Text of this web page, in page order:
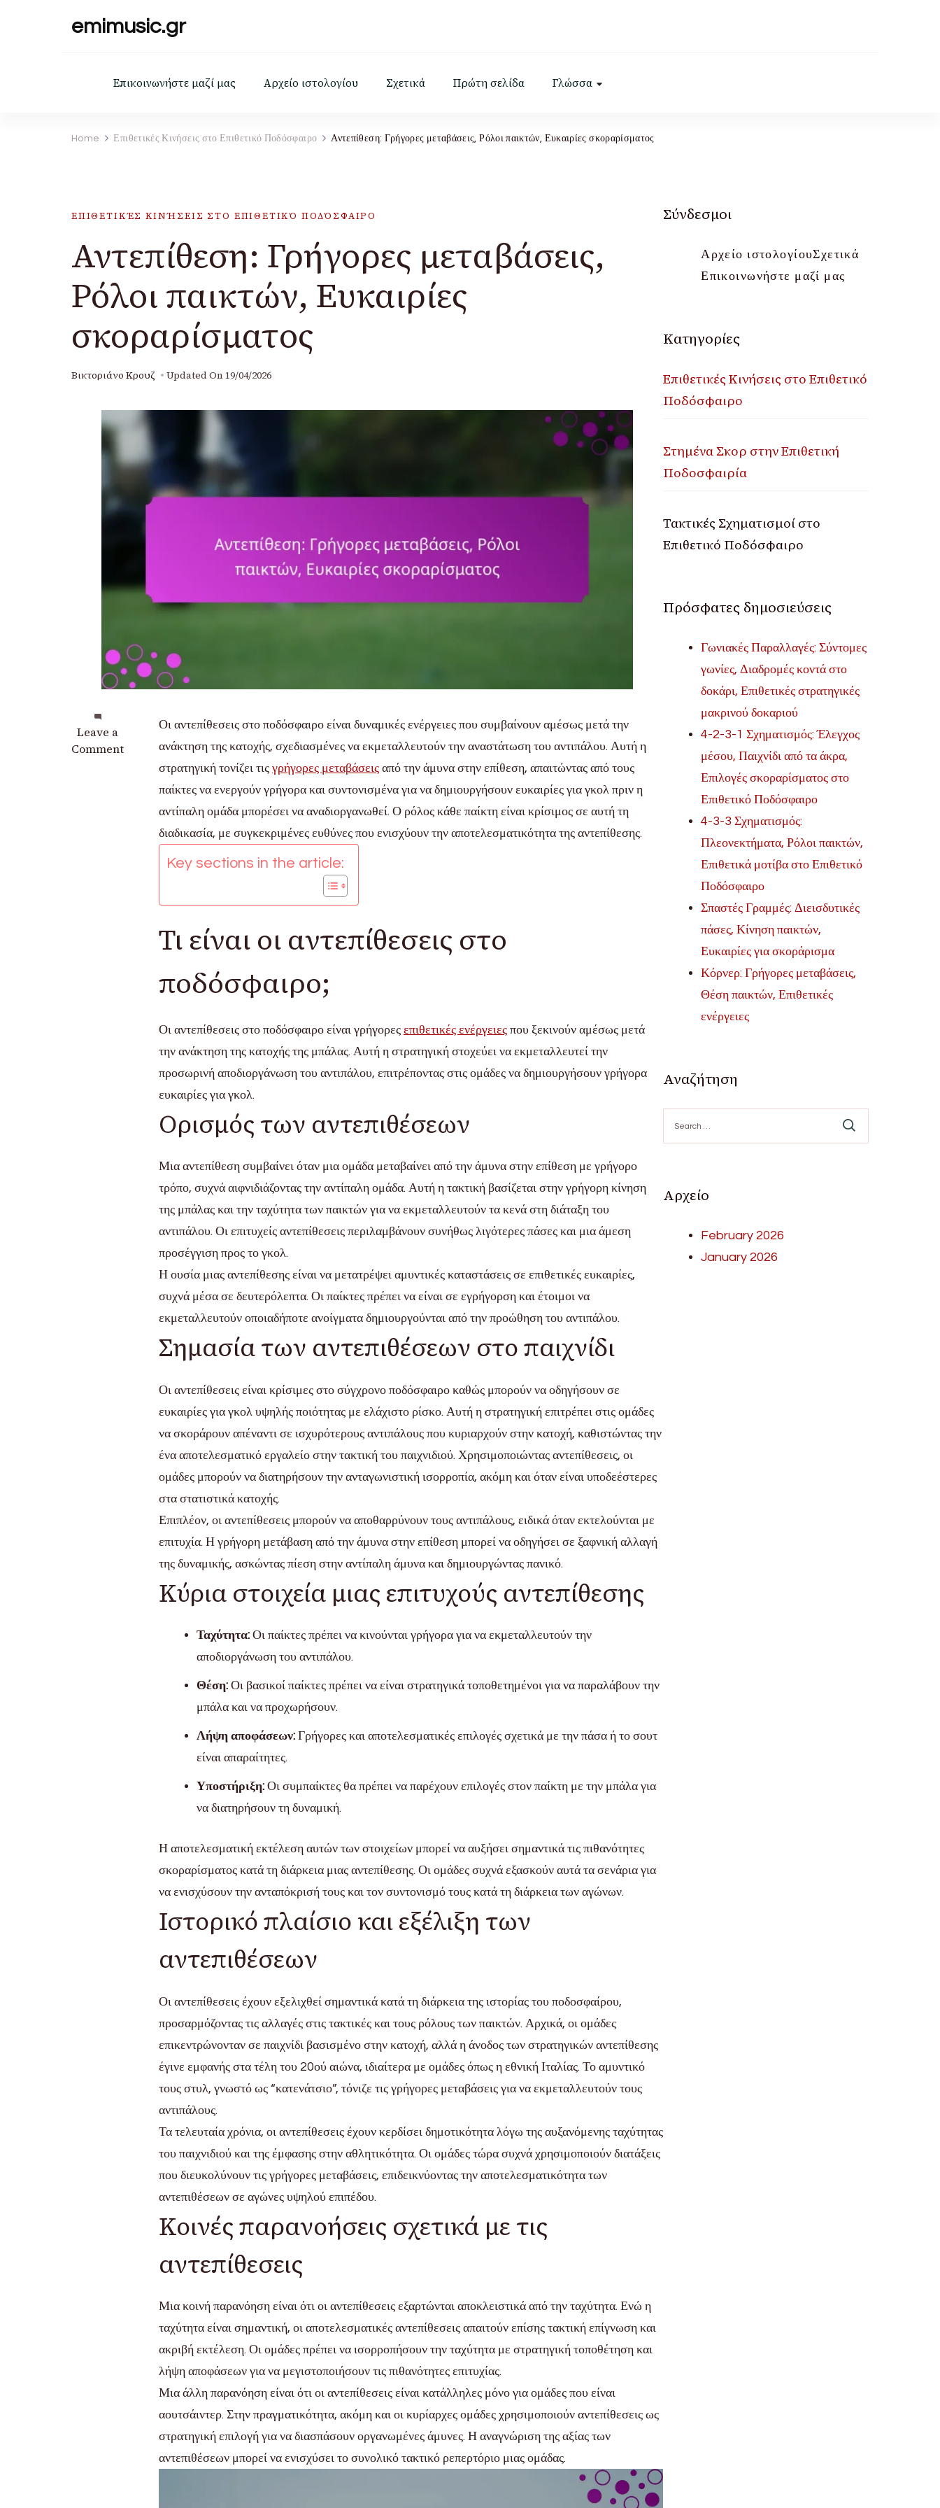
emimusic.gr
Επικοινωνήστε μαζί μας Αρχείο ιστολογίου Σχετικά Πρώτη σελίδα Γλώσσα
Home Επιθετικές Κινήσεις στο Επιθετικό Ποδόσφαιρο Αντεπίθεση: Γρήγορες μεταβάσεις, Ρόλοι παικτών, Ευκαιρίες σκοραρίσματος
ΕΠΙΘΕΤΙΚΈΣ ΚΙΝΉΣΕΙΣ ΣΤΟ ΕΠΙΘΕΤΙΚΌ ΠΟΔΌΣΦΑΙΡΟ
Αντεπίθεση: Γρήγορες μεταβάσεις,
Ρόλοι παικτών, Ευκαιρίες
σκοραρίσματος
Βικτοριάνο Κρουζ Updated On 19/04/2026
Leave a
Comment
on
Αντεπίθεση:
σκοραρίσματος
Οι αντεπίθεσεις στο ποδόσφαιρο είναι δυναμικές ενέργειες που συμβαίνουν αμέσως μετά την
ανάκτηση της κατοχής, σχεδιασμένες να εκμεταλλευτούν την αναστάτωση του αντιπάλου. Αυτή η
στρατηγική τονίζει τις γρήγορες μεταβάσεις από την άμυνα στην επίθεση, απαιτώντας από τους
παίκτες να ενεργούν γρήγορα και συντονισμένα για να δημιουργήσουν ευκαιρίες για γκολ πριν η
αντίπαλη ομάδα μπορέσει να αναδιοργανωθεί. Ο ρόλος κάθε παίκτη είναι κρίσιμος σε αυτή τη
διαδικασία, με συγκεκριμένες ευθύνες που ενισχύουν την αποτελεσματικότητα της αντεπίθεσης.
Key sections in the article:
Τι είναι οι αντεπίθεσεις στο
ποδόσφαιρο;
Οι αντεπίθεσεις στο ποδόσφαιρο είναι γρήγορες επιθετικές ενέργειες που ξεκινούν αμέσως μετά
την ανάκτηση της κατοχής της μπάλας. Αυτή η στρατηγική στοχεύει να εκμεταλλευτεί την
προσωρινή αποδιοργάνωση του αντιπάλου, επιτρέποντας στις ομάδες να δημιουργήσουν γρήγορα
ευκαιρίες για γκολ.
Ορισμός των αντεπιθέσεων
Μια αντεπίθεση συμβαίνει όταν μια ομάδα μεταβαίνει από την άμυνα στην επίθεση με γρήγορο
τρόπο, συχνά αιφνιδιάζοντας την αντίπαλη ομάδα. Αυτή η τακτική βασίζεται στην γρήγορη κίνηση
της μπάλας και την ταχύτητα των παικτών για να εκμεταλλευτούν τα κενά στη διάταξη του
αντιπάλου. Οι επιτυχείς αντεπίθεσεις περιλαμβάνουν συνήθως λιγότερες πάσες και μια άμεση
προσέγγιση προς το γκολ.
Η ουσία μιας αντεπίθεσης είναι να μετατρέψει αμυντικές καταστάσεις σε επιθετικές ευκαιρίες,
συχνά μέσα σε δευτερόλεπτα. Οι παίκτες πρέπει να είναι σε εγρήγορση και έτοιμοι να
εκμεταλλευτούν οποιαδήποτε ανοίγματα δημιουργούνται από την προώθηση του αντιπάλου.
Σημασία των αντεπιθέσεων στο παιχνίδι
Οι αντεπίθεσεις είναι κρίσιμες στο σύγχρονο ποδόσφαιρο καθώς μπορούν να οδηγήσουν σε
ευκαιρίες για γκολ υψηλής ποιότητας με ελάχιστο ρίσκο. Αυτή η στρατηγική επιτρέπει στις ομάδες
να σκοράρουν απέναντι σε ισχυρότερους αντιπάλους που κυριαρχούν στην κατοχή, καθιστώντας την
ένα αποτελεσματικό εργαλείο στην τακτική του παιχνιδιού. Χρησιμοποιώντας αντεπίθεσεις, οι
ομάδες μπορούν να διατηρήσουν την ανταγωνιστική ισορροπία, ακόμη και όταν είναι υποδεέστερες
στα στατιστικά κατοχής.
Επιπλέον, οι αντεπίθεσεις μπορούν να αποθαρρύνουν τους αντιπάλους, ειδικά όταν εκτελούνται με
επιτυχία. Η γρήγορη μετάβαση από την άμυνα στην επίθεση μπορεί να οδηγήσει σε ξαφνική αλλαγή
της δυναμικής, ασκώντας πίεση στην αντίπαλη άμυνα και δημιουργώντας πανικό.
Κύρια στοιχεία μιας επιτυχούς αντεπίθεσης
Ταχύτητα: Οι παίκτες πρέπει να κινούνται γρήγορα για να εκμεταλλευτούν την
αποδιοργάνωση του αντιπάλου.
Θέση: Οι βασικοί παίκτες πρέπει να είναι στρατηγικά τοποθετημένοι για να παραλάβουν την
μπάλα και να προχωρήσουν.
Λήψη αποφάσεων: Γρήγορες και αποτελεσματικές επιλογές σχετικά με την πάσα ή το σουτ
είναι απαραίτητες.
Υποστήριξη: Οι συμπαίκτες θα πρέπει να παρέχουν επιλογές στον παίκτη με την μπάλα για
να διατηρήσουν τη δυναμική.
Η αποτελεσματική εκτέλεση αυτών των στοιχείων μπορεί να αυξήσει σημαντικά τις πιθανότητες
σκοραρίσματος κατά τη διάρκεια μιας αντεπίθεσης. Οι ομάδες συχνά εξασκούν αυτά τα σενάρια για
να ενισχύσουν την ανταπόκρισή τους και τον συντονισμό τους κατά τη διάρκεια των αγώνων.
Ιστορικό πλαίσιο και εξέλιξη των
αντεπιθέσεων
Οι αντεπίθεσεις έχουν εξελιχθεί σημαντικά κατά τη διάρκεια της ιστορίας του ποδοσφαίρου,
προσαρμόζοντας τις αλλαγές στις τακτικές και τους ρόλους των παικτών. Αρχικά, οι ομάδες
επικεντρώνονταν σε παιχνίδι βασισμένο στην κατοχή, αλλά η άνοδος των στρατηγικών αντεπίθεσης
έγινε εμφανής στα τέλη του 20ού αιώνα, ιδιαίτερα με ομάδες όπως η εθνική Ιταλίας. Το αμυντικό
τους στυλ, γνωστό ως “κατενάτσιο”, τόνιζε τις γρήγορες μεταβάσεις για να εκμεταλλευτούν τους
αντιπάλους.
Τα τελευταία χρόνια, οι αντεπίθεσεις έχουν κερδίσει δημοτικότητα λόγω της αυξανόμενης ταχύτητας
του παιχνιδιού και της έμφασης στην αθλητικότητα. Οι ομάδες τώρα συχνά χρησιμοποιούν διατάξεις
που διευκολύνουν τις γρήγορες μεταβάσεις, επιδεικνύοντας την αποτελεσματικότητα των
αντεπιθέσεων σε αγώνες υψηλού επιπέδου.
Κοινές παρανοήσεις σχετικά με τις
αντεπίθεσεις
Μια κοινή παρανόηση είναι ότι οι αντεπίθεσεις εξαρτώνται αποκλειστικά από την ταχύτητα. Ενώ η
ταχύτητα είναι σημαντική, οι αποτελεσματικές αντεπίθεσεις απαιτούν επίσης τακτική επίγνωση και
ακριβή εκτέλεση. Οι ομάδες πρέπει να ισορροπήσουν την ταχύτητα με στρατηγική τοποθέτηση και
λήψη αποφάσεων για να μεγιστοποιήσουν τις πιθανότητες επιτυχίας.
Μια άλλη παρανόηση είναι ότι οι αντεπίθεσεις είναι κατάλληλες μόνο για ομάδες που είναι
αουτσάιντερ. Στην πραγματικότητα, ακόμη και οι κυρίαρχες ομάδες χρησιμοποιούν αντεπίθεσεις ως
στρατηγική επιλογή για να διασπάσουν οργανωμένες άμυνες. Η αναγνώριση της αξίας των
αντεπιθέσεων μπορεί να ενισχύσει το συνολικό τακτικό ρεπερτόριο μιας ομάδας.
Σύνδεσμοι
Αρχείο ιστολογίουΣχετικά
Επικοινωνήστε μαζί μας
Κατηγορίες
Επιθετικές Κινήσεις στο Επιθετικό
Ποδόσφαιρο
Στημένα Σκορ στην Επιθετική
Ποδοσφαιρία
Τακτικές Σχηματισμοί στο
Επιθετικό Ποδόσφαιρο
Πρόσφατες δημοσιεύσεις
Γωνιακές Παραλλαγές: Σύντομες
γωνίες, Διαδρομές κοντά στο
δοκάρι, Επιθετικές στρατηγικές
μακρινού δοκαριού
4-2-3-1 Σχηματισμός: Έλεγχος
μέσου, Παιχνίδι από τα άκρα,
Επιλογές σκοραρίσματος στο
Επιθετικό Ποδόσφαιρο
4-3-3 Σχηματισμός:
Πλεονεκτήματα, Ρόλοι παικτών,
Επιθετικά μοτίβα στο Επιθετικό
Ποδόσφαιρο
Σπαστές Γραμμές: Διεισδυτικές
πάσες, Κίνηση παικτών,
Ευκαιρίες για σκοράρισμα
Κόρνερ: Γρήγορες μεταβάσεις,
Θέση παικτών, Επιθετικές
ενέργειες
Αναζήτηση
for:
Αρχείο
February 2026
January 2026